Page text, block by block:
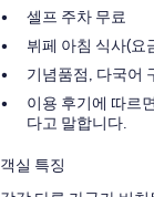
셀프 주차 무료
뷔페 아침 식사(요
기념품점, 다국어
이용 후기에 따르
다고 말합니다.
객실 특징